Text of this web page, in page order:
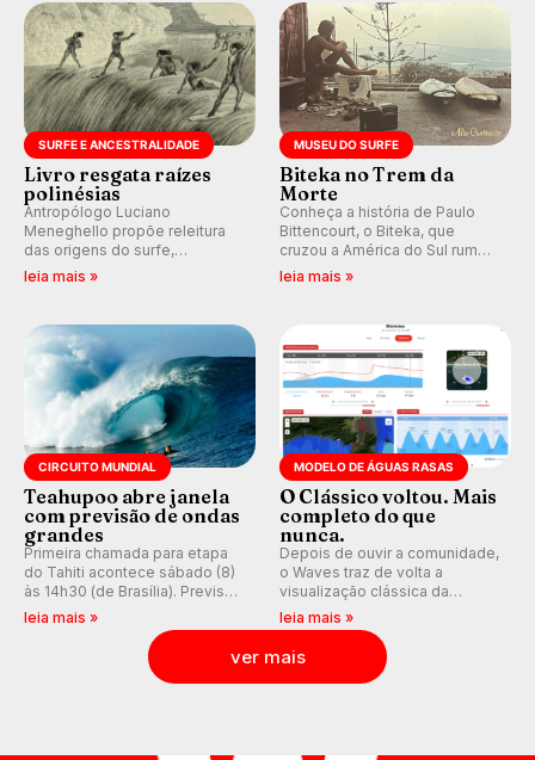
km/h em Itanhaém.
SURFE E ANCESTRALIDADE
Livro resgata raízes
polinésias
Antropólogo Luciano
Meneghello propõe releitura
das origens do surfe,
resgatando a cultura polinésia
prática em esporte e indústria.
leia mais »
MUSEU DO SURFE
Biteka no Trem da
Morte
Conheça a história de Paulo
Bittencourt, o Biteka, que
cruzou a América do Sul rumo
ao Pacífico em uma jornada
leia mais »
CIRCUITO MUNDIAL
Teahupoo abre janela
com previsão de ondas
grandes
Primeira chamada para etapa
do Tahiti acontece sábado (8)
às 14h30 (de Brasília). Previsão
indica swell consistente.
Medina embarca para evento e
WSL divulga baterias, com
Kelly Slater convidado.
leia mais »
MODELO DE ÁGUAS RASAS
O Clássico voltou. Mais
completo do que
nunca.
Depois de ouvir a comunidade,
o Waves traz de volta a
visualização clássica da
previsão de águas rasas,
agora integrada à nova
plataforma e com previsão das
ondas para até 16 dias.
leia mais »
ver mais